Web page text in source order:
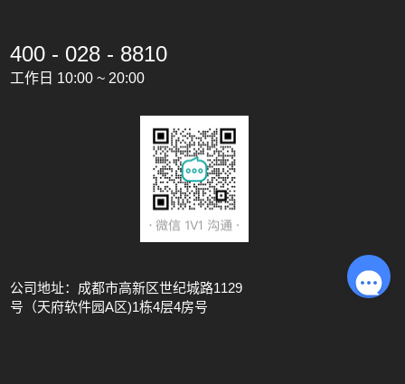
400 - 028 - 8810
工作日 10:00 ~ 20:00
公司地址：成都市高新区世纪城路1129
号（天府软件园A区)1栋4层4房号